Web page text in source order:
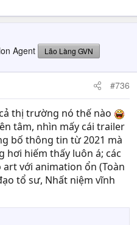
Agent Lão Làng GVN
#736
thị trường nó thế nào
tâm, nhìn mấy cái trailer
bố thông tin từ 2021 mà
hơi hiếm thấy luôn á; các
với animation ổn (Toàn
tổ sư, Nhất niệm vĩnh